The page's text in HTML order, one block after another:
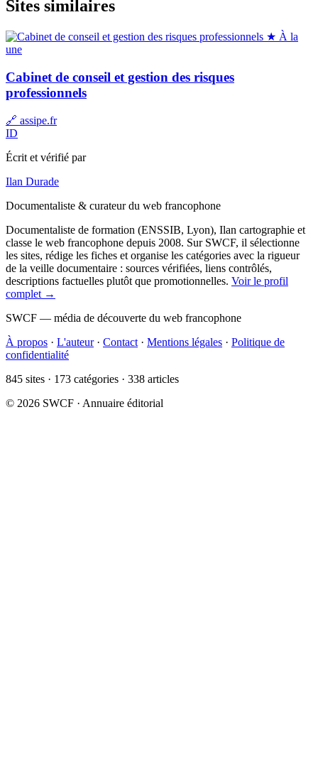
Sites similaires
★ À la
une
Cabinet de conseil et gestion des risques
professionnels
🔗 assipe.fr
ID
Écrit et vérifié par
Ilan Durade
Documentaliste & curateur du web francophone
Documentaliste de formation (ENSSIB, Lyon), Ilan cartographie et
classe le web francophone depuis 2008. Sur SWCF, il sélectionne
les sites, rédige les fiches et organise les catégories avec la rigueur
de la veille documentaire : sources vérifiées, liens contrôlés,
descriptions factuelles plutôt que promotionnelles. Voir le profil
complet →
SWCF — média de découverte du web francophone
À propos · L'auteur · Contact · Mentions légales · Politique de
confidentialité
845 sites · 173 catégories · 338 articles
© 2026 SWCF · Annuaire éditorial